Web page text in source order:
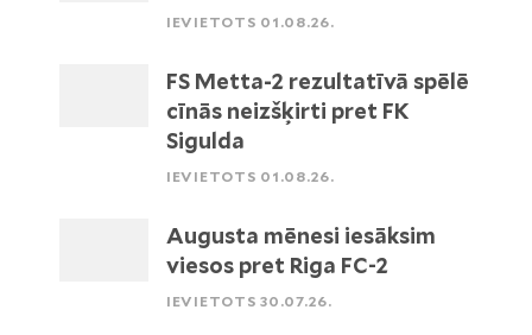
IEVIETOTS 01.08.26.
FS Metta-2 rezultatīvā spēlē
cīnās neizšķirti pret FK
Sigulda
IEVIETOTS 01.08.26.
Augusta mēnesi iesāksim
viesos pret Riga FC-2
IEVIETOTS 30.07.26.